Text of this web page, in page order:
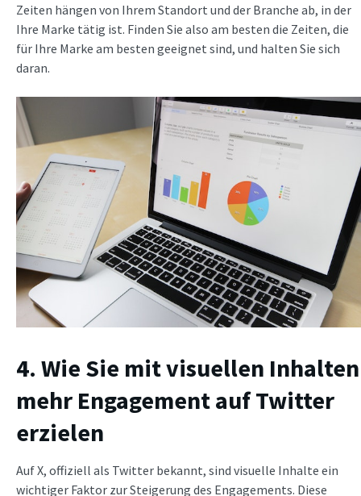
Zeiten hängen von Ihrem Standort und der Branche ab, in der
Ihre Marke tätig ist. Finden Sie also am besten die Zeiten, die
für Ihre Marke am besten geeignet sind, und halten Sie sich
daran.
4. Wie Sie mit visuellen Inhalten
mehr Engagement auf Twitter
erzielen
Auf X, offiziell als Twitter bekannt, sind visuelle Inhalte ein
wichtiger Faktor zur Steigerung des Engagements. Diese